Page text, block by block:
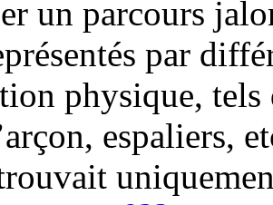
un parcours
par
physique,
espaliers,